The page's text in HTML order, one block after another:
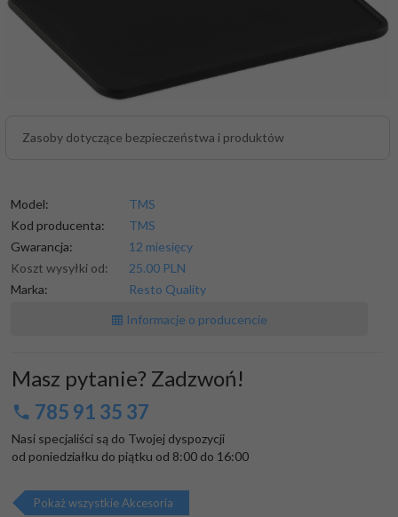
Zasoby dotyczące bezpieczeństwa i produktów
Model:
TMS
Kod producenta:
TMS
Gwarancja:
12 miesięcy
Koszt wysyłki od:
25.00 PLN
Marka:
Resto Quality
Informacje o producencie
Masz pytanie? Zadzwoń!
785 91 35 37
Nasi specjaliści są do Twojej dyspozycji
od poniedziałku do piątku od 8:00 do 16:00
Pokaż wszystkie Akcesoria